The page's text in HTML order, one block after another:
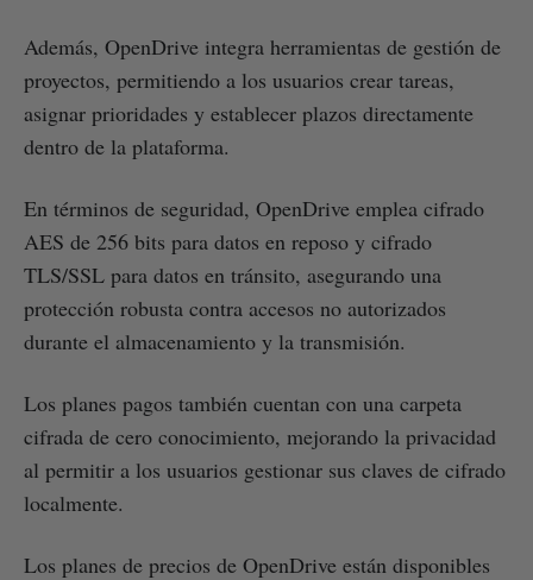
Además, OpenDrive integra herramientas de gestión de
proyectos, permitiendo a los usuarios crear tareas,
asignar prioridades y establecer plazos directamente
dentro de la plataforma.
En términos de seguridad, OpenDrive emplea cifrado
AES de 256 bits para datos en reposo y cifrado
TLS/SSL para datos en tránsito, asegurando una
protección robusta contra accesos no autorizados
durante el almacenamiento y la transmisión.
Los planes pagos también cuentan con una carpeta
cifrada de cero conocimiento, mejorando la privacidad
al permitir a los usuarios gestionar sus claves de cifrado
localmente.
Los planes de precios de OpenDrive están disponibles